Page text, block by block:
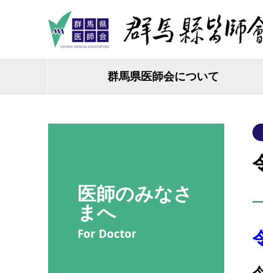
群馬県医師会について
医師のみなさ
まへ
For Doctor